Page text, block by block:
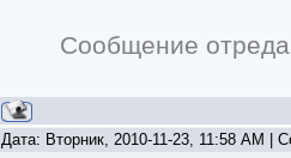
Сообщение
Дата: Вторник, 2010-11-23, 11:58 AM |